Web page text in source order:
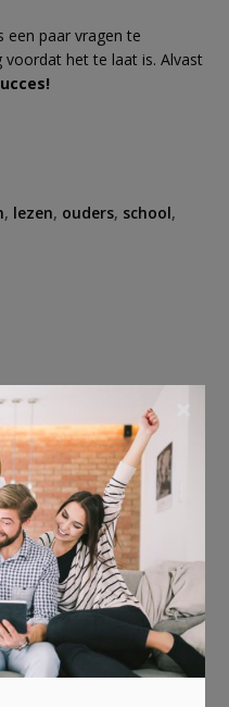
paar vragen te
voordat het te laat is. Alvast
, lezen, ouders, school,